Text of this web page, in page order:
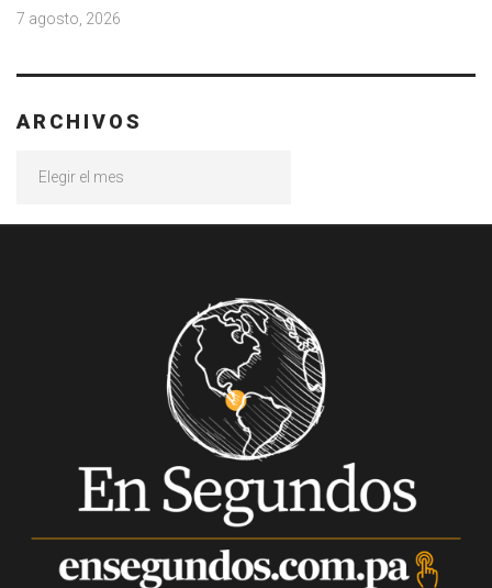
7 agosto, 2026
ARCHIVOS